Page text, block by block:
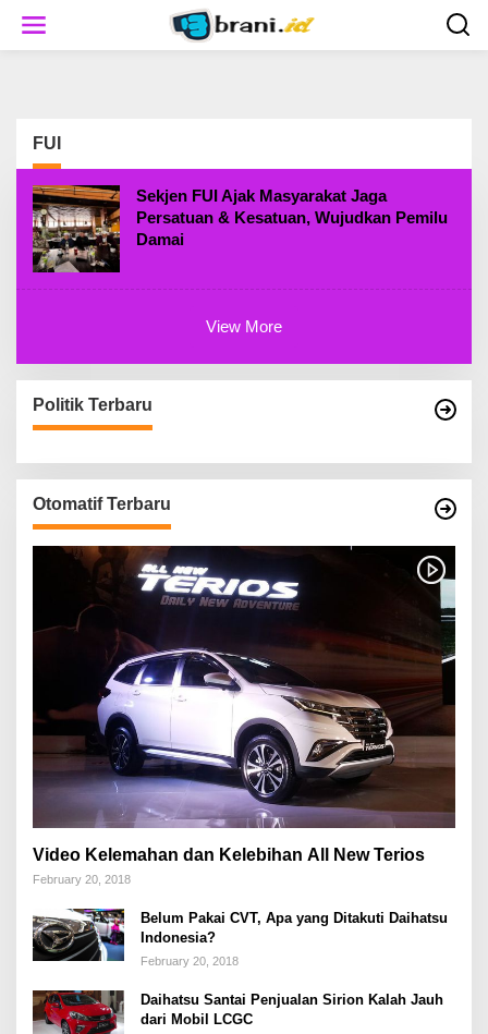
i
FUI
Sekjen FUI Ajak Masyarakat Jaga
Persatuan & Kesatuan, Wujudkan Pemilu
Damai
View More
Politik Terbaru
Otomatif Terbaru
Video Kelemahan dan Kelebihan All New Terios
February 20, 2018
Belum Pakai CVT, Apa yang Ditakuti Daihatsu
Indonesia?
February 20, 2018
Daihatsu Santai Penjualan Sirion Kalah Jauh
dari Mobil LCGC